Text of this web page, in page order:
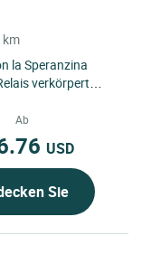
km
la Speranzina
verkörpert
in Italien,...
Ab
USD
Sie